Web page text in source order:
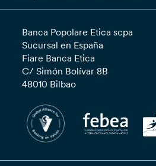
Banca Popolare Etica scpa
Sucursal en España
Fiare Banca Etica
C/ Simón Bolívar 8B
48010 Bilbao